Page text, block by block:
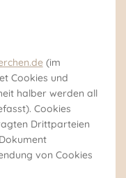
(im
Cookies und
halber werden all
Cookies
Drittparteien
von Cookies